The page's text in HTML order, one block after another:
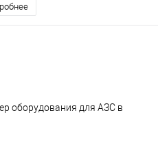
оборудования для АЗС в